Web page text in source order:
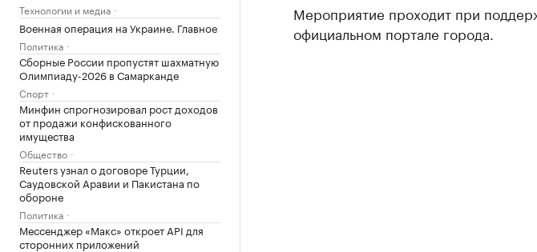
Технологии и медиа
Военная операция на Украине. Главное
Политика
Сборные России пропустят шахматную
Олимпиаду-2026 в Самарканде
Спорт
Минфин спрогнозировал рост доходов
от продажи конфискованного
имущества
Общество
Reuters узнал о договоре Турции,
Саудовской Аравии и Пакистана по
обороне
Политика
Мессенджер «Макс» откроет API для
сторонних приложений
Мероприятие проходит при
официальном портале города.